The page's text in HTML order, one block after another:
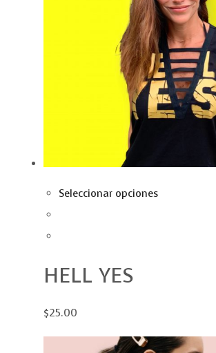
Seleccionar opciones
HELL YES
$25.00